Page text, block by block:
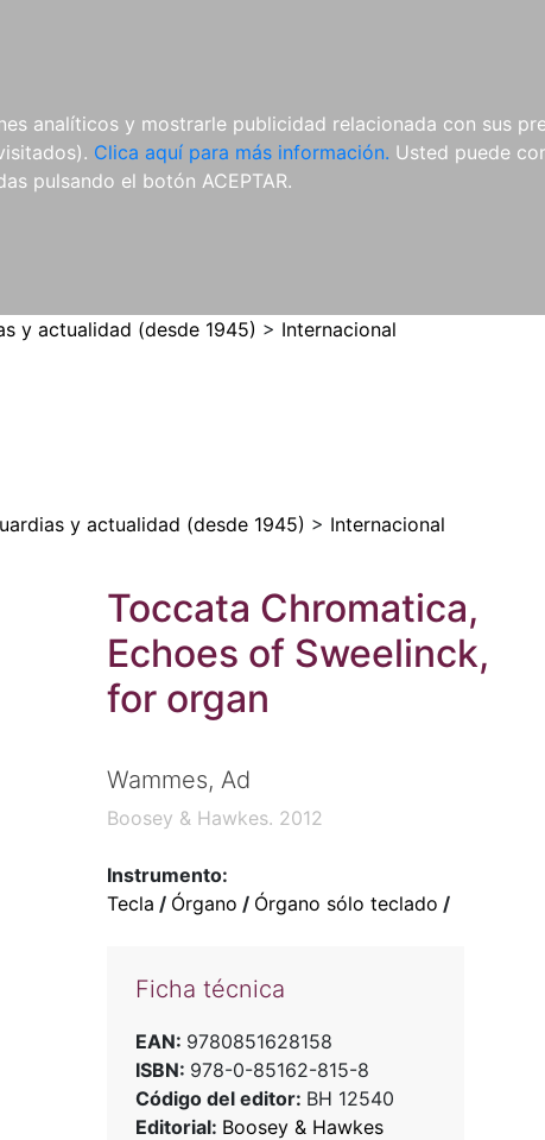
analíticos y mostrarle publicidad relacionada con sus
Clica aquí para más información. Usted puede
pulsando el botón ACEPTAR.
REVISTAS
CDS Y
DVDS
MATERIAL
COMPLEMENTARIO
y actualidad (desde 1945) > Internacional
y actualidad (desde 1945) > Internacional
Toccata Chromatica,
Echoes of Sweelinck,
for organ
Wammes, Ad
Boosey & Hawkes. 2012
Instrumento:
Tecla / Órgano / Órgano sólo teclado /
Ficha técnica
EAN: 9780851628158
ISBN: 978-0-85162-815-8
Código del editor: BH 12540
Editorial: Boosey & Hawkes